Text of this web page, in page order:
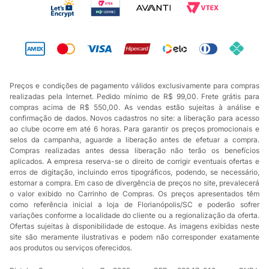
Preços e condições de pagamento válidos exclusivamente para compras
realizadas pela Internet. Pedido mínimo de R$ 99,00. Frete grátis para
compras acima de R$ 550,00. As vendas estão sujeitas à análise e
confirmação de dados. Novos cadastros no site: a liberação para acesso
ao clube ocorre em até 6 horas. Para garantir os preços promocionais e
selos da campanha, aguarde a liberação antes de efetuar a compra.
Compras realizadas antes dessa liberação não terão os benefícios
aplicados. A empresa reserva-se o direito de corrigir eventuais ofertas e
erros de digitação, incluindo erros tipográficos, podendo, se necessário,
estornar a compra. Em caso de divergência de preços no site, prevalecerá
o valor exibido no Carrinho de Compras. Os preços apresentados têm
como referência inicial a loja de Florianópolis/SC e poderão sofrer
variações conforme a localidade do cliente ou a regionalização da oferta.
Ofertas sujeitas à disponibilidade de estoque. As imagens exibidas neste
site são meramente ilustrativas e podem não corresponder exatamente
aos produtos ou serviços oferecidos.